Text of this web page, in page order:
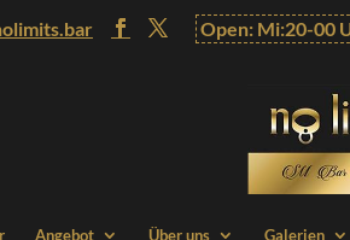
Open: Mi:20-00
Angebot Über uns Galerien